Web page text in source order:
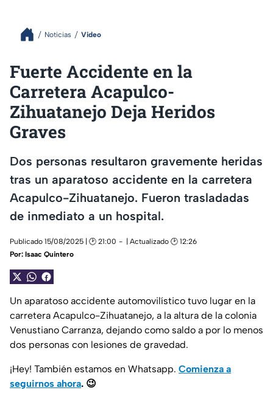
Noticias Video
Fuerte Accidente en la
Carretera Acapulco-
Zihuatanejo Deja Heridos
Graves
Dos personas resultaron gravemente heridas
tras un aparatoso accidente en la carretera
Acapulco-Zihuatanejo. Fueron trasladadas
de inmediato a un hospital.
Publicado 15/08/2025 | 🕑 21:00
| Actualizado 🕑 12:26
Por: Isaac Quintero
Un aparatoso accidente automovilístico tuvo lugar en la
carretera Acapulco-Zihuatanejo, a la altura de la colonia
Venustiano Carranza, dejando como saldo a por lo menos
dos personas con lesiones de gravedad.
¡Hey! También estamos en Whatsapp. Comienza a
seguirnos ahora. 😉